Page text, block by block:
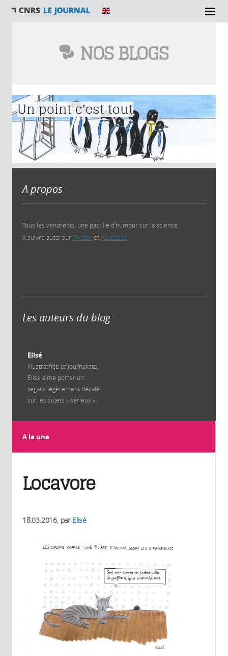
NOS BLOGS
Vous êtes ici
Un point c'est tout
A propos
Tous les vendredis, une pastille d’humour sur la science.
A suivre aussi surTwitteret Facebook
Les auteurs du blog
Ellsé
Illustratrice et journaliste,
Ellsé aime porter un
regard légèrement décalé
sur les sujets « sérieux ».
A la une
Locavore
18.03.2016, par Ellsé